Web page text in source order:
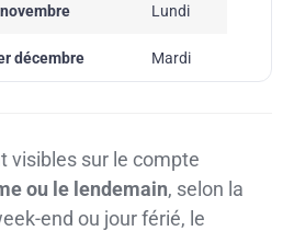
Lundi
décembre Mardi
visibles sur le compte
ou le lendemain, selon la
end ou jour férié, le